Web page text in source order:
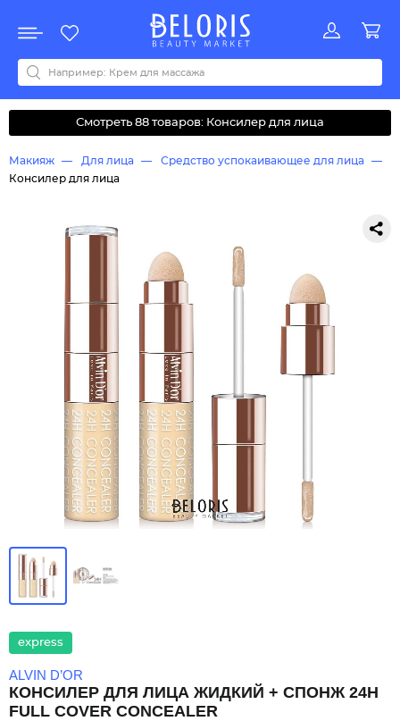
Акции
Все бренды
0-9ABCDEFGHIJKLMNOPQRSTUVWYZАБВДЗИМОКЛНПРСТУФ
Смотреть 88 товаров: Консилер для лица
Макияж Для лица
Средство успокаивающее для лица
Консилер для лица
express
ALVIN D’OR
КОНСИЛЕР ДЛЯ ЛИЦА ЖИДКИЙ + СПОНЖ 24H
FULL COVER CONCEALER